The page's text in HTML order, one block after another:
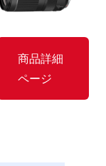
商品詳細
ページ